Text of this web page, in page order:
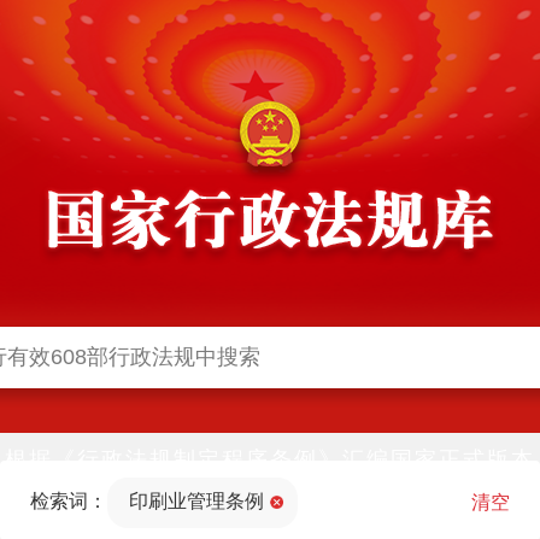
法部官网)同步公布
检索词： 印刷业管理条例 清空